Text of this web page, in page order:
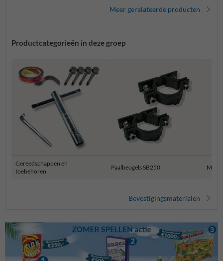
Meer gerelateerde producten
Productcategorieën in deze groep
Gereedschappen en
toebehoren
Paalbeugels SB250 Muur
Bevestigingsmaterialen